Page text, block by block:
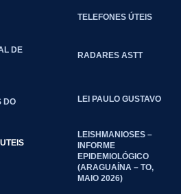
TELEFONES ÚTEIS
DE
RADARES ASTT
DO
LEI PAULO GUSTAVO
LEISHMANIOSES –
INFORME
EPIDEMIOLÓGICO
(ARAGUAÍNA – TO,
MAIO 2026)